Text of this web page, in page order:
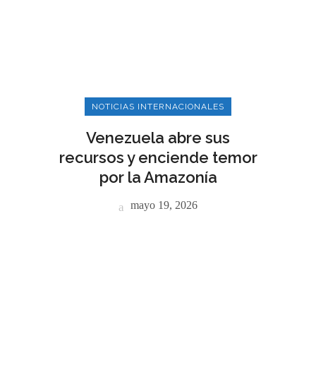
NOTICIAS INTERNACIONALES
Venezuela abre sus
recursos y enciende temor
por la Amazonía
mayo 19, 2026